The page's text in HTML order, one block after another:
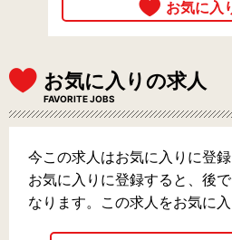
お気に入りの求人
FAVORITE JOBS
今この求人はお気に入りに登録
お気に入りに登録すると、後
なります。この求人をお気に